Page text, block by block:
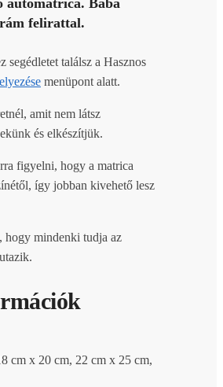
felirattal.
segédletet találsz a Hasznos
menüpont alatt.
amit nem látsz
és elkészítjük.
figyelni, hogy a matrica
így jobban kivehető lesz
hogy mindenki tudja az
cm x 20 cm, 22 cm x 25 cm,